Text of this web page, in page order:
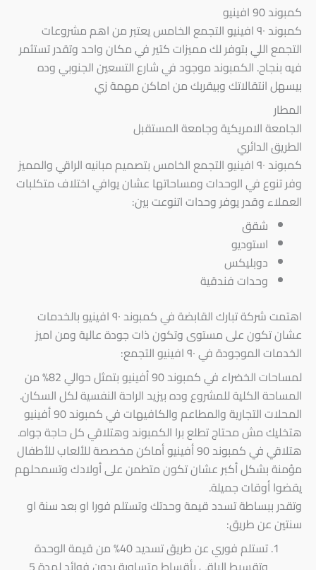
كمبوند 90 افينيو
‏كمبوند ٩٠ افينيو التجمع الخامس يعتبر من اهم مشروعات
التجمع اللي بتوفر لك مميزات كتير في مكان واحد وتقدر تستثمر
فيه بنجاح. الكمبوند موجود في شارع التسعين الجنوبي وده
بيسهل انتقالاتك وبيقربك من اماكن مهمة زي
‏المطار
‏الجامعة الامريكية وجامعة المستقبل
‏الطريق الدائري
كمبوند ٩٠ افينيو التجمع الخامس بتصميم مبانيه الراقي والمميز
وفر تنوع في الوحدات ومساحاتها عشان يوافي اختلاف متكلبات
العملاء وقدر يوفر وحدات اتنوعت بين:
‏شقق
‏استوديو
‏دوبليكس
‏وحدات فندقية
‏اهتمت شركة تبارك القابضة في كمبوند ٩٠ افينيو بالخدمات
عشان تكون على مستوى وتكون ذات جودة عالية ومن اميز
الخدمات الموجودة في ٩٠ افينيو التجمع:
لمساحات الخضراء في كمبوند 90 أفينيو بتمثل حوالي 82% من
المساحة الكلية للمشروع وده بيزيد الراحة النفسية لكل السكان.
المحلات التجارية والمطاعم والكافيهات في كمبوند 90 أفينيو
هتخليك مش محتاج تطلع برا الكمبوند وهتلاقي كل حاجة جواه.
هتلاقي في كمبوند 90 أفينيو أماكن مخصصة للألعاب للأطفال
مؤمنة بشكل أكبر عشان تكون متطمن على أولادك وتسمحلهم
يقضوا أوقات جميلة.
وتقدر ببساطة تسدد قيمة وحدتك وتستلم فورا او بعد سنة او
سنتين عن طريق:
تستلم فوري عن طريق تسديد 40% من قيمة الوحدة